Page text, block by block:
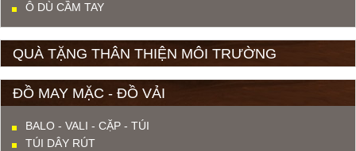
Ô DÙ CẦM TAY
QUÀ TẶNG THÂN THIỆN MÔI TRƯỜNG
ĐỒ MAY MẶC - ĐỒ VẢI
BALO - VALI - CẶP - TÚI
TÚI DÂY RÚT